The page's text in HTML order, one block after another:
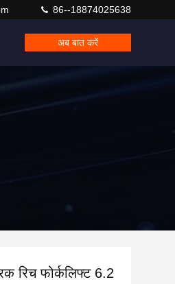
86--18874025638
अब बात करें
रिच फोर्कलिफ्ट 6.2